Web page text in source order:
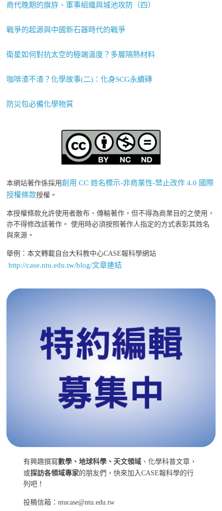
商代晚期的旗斿、軍事組織與城池攻防（四）
戰爭的起源與中國新石器時代的戰爭
衛星如何對抗太空的極端溫度？多層隔熱材料
咖啡渣不渣？化學故事(二)：化身SCG永續磚
防災包必備化學物質
本網站著作係採用創用 CC 姓名標示-非商業性-禁止改作 4.0 國際
授權條款授權。
本授權條款允許使用者散布、傳輸著作，但不得為商業目的之使用，
亦不得修改該著作。 使用時必須按照著作人指定的方式表彰其姓名
與來源。
舉例：本文轉載自台大科教中心CASE報科學網站
http://case.ntu.edu.tw/blog/文章連結
有興趣撰寫數學、地球科學、天文領域 、化學科普文章，
或採訪各領域專家的朋友們，快來加入CASE報科學的行
列吧！
投稿信箱：ntucase@ntu.edu.tw